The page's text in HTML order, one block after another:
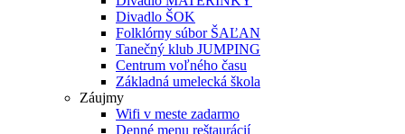
Divadlo ŠOK
Folklórny súbor ŠAĽAN
Tanečný klub JUMPING
Centrum voľného času
Základná umelecká škola
Záujmy
Wifi v meste zadarmo
Denné menu reštaurácií